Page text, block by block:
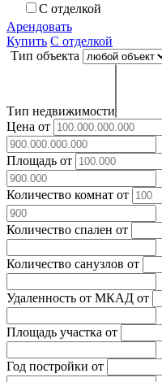
С отделкой
Арендовать
Купить С отделкой
Тип объекта
Тип недвижимости
Цена от
Площадь от
Количество комнат от
Количество спален от
Количество санузлов от
Удаленность от МКАД от
Площадь участка от
Год постройки от